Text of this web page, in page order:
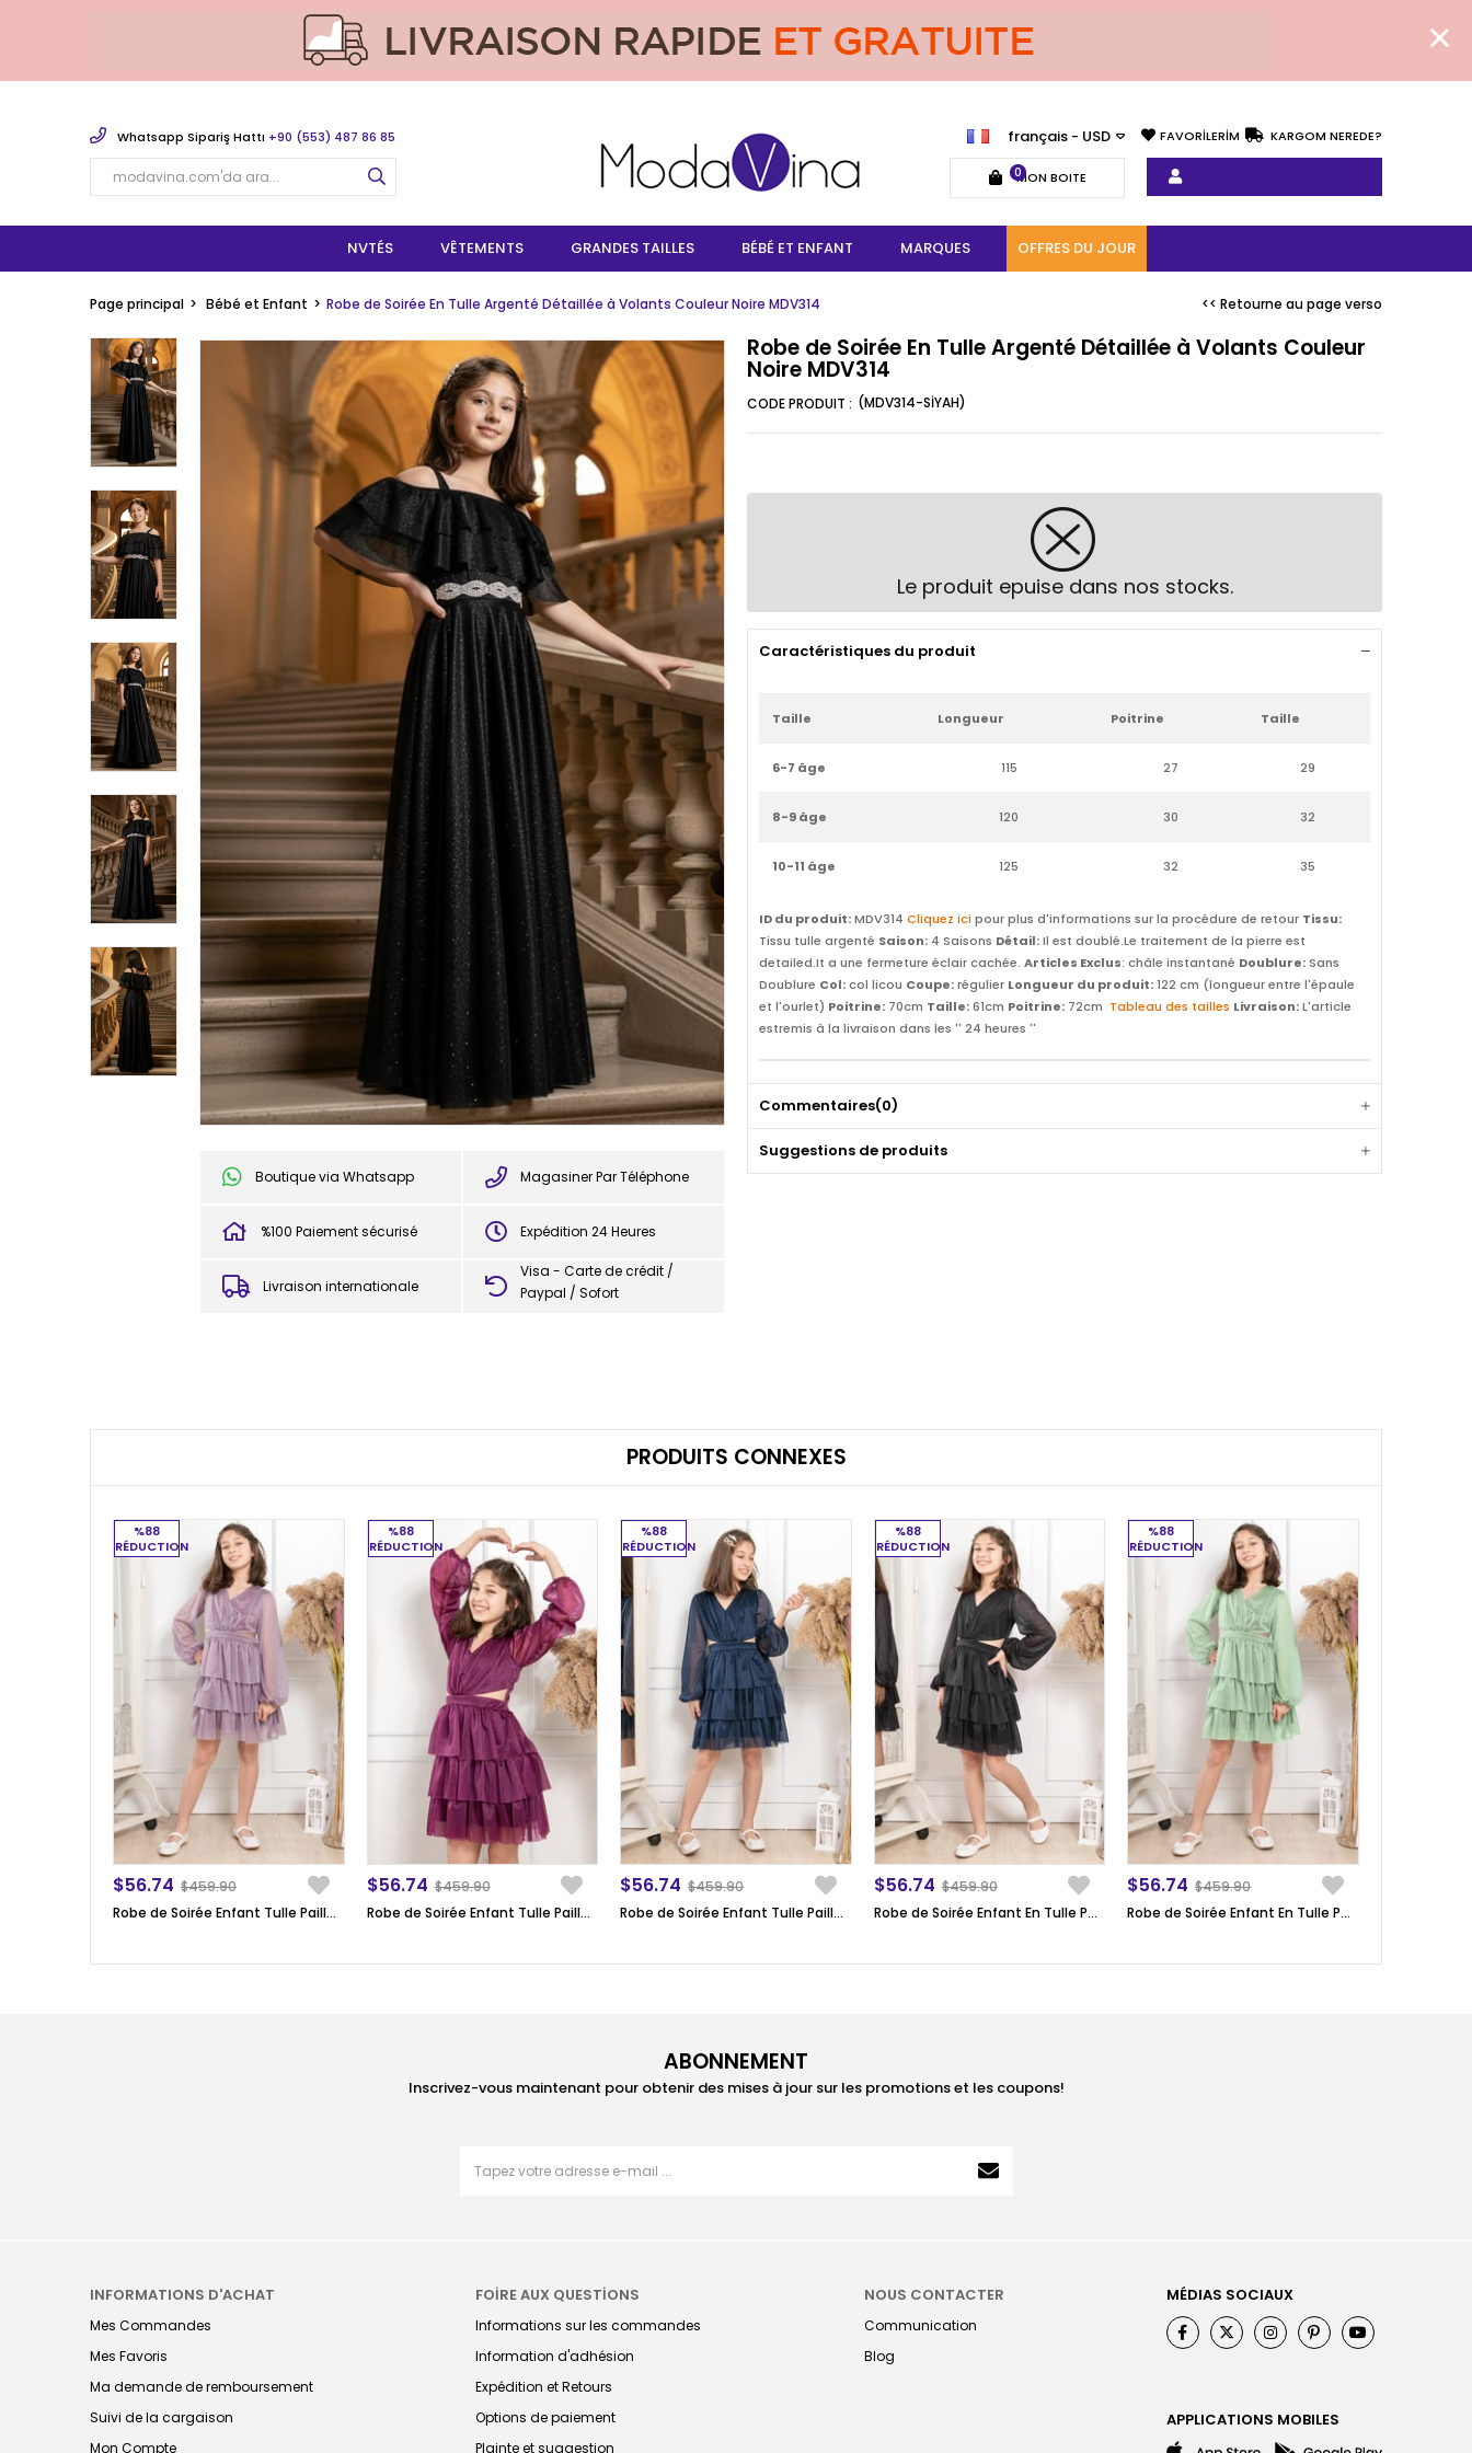
français - USD
MON BOITE
0
Whatsapp Sipariş Hattı +90 (553) 487 86 85 KARGOM NEREDE?
FAVORİLERİM
NVTÉS VÊTEMENTS GRANDES TAILLES BÉBÉ ET ENFANT MARQUES OFFRES DU JOUR
Page principal Bébé et Enfant Robe de Soirée En Tulle Argenté Détaillée à Volants Couleur Noire MDV314 << Retourne au page verso
Boutique via Whatsapp Magasiner Par Téléphone
%100 Paiement sécurisé Expédition 24 Heures
Livraison internationale
Visa - Carte de crédit /
Paypal / Sofort
Robe de Soirée En Tulle Argenté Détaillée à Volants Couleur
Noire MDV314
(MDV314-SİYAH)
Le produit epuise dans nos stocks.
Caractéristiques du produit
Taille Longueur Poitrine Taille
6-7 âge 115 27 29
8-9 âge 120 30 32
10-11 âge 125 32 35
ID du produit:MDV314 Cliquez ici pour plus d'informations sur la procédure de retour Tissu:
Tissu tulle argenté Saison: 4 Saisons Détail:Il est doublé.Le traitement de la pierre est
detailed.It a une fermeture éclair cachée. Articles Exclus: châle instantané Doublure: Sans
Doublure Col:col licou Coupe:régulier Longueur du produit:122 cm (longueur entre l'épaule
et l'ourlet) Poitrine: 70cm Taille:61cm Poitrine: 72cm Tableau des tailles Livraison:L'article
estremis à la livraison dans les '' 24 heures ''
Commentaires(0)
Suggestions de produits
PRODUITS CONNEXES
Robe de Soirée Enfant Tulle Pailleté Froufrou Lilas MDV308
$56.74 $459.90
%88
RÉDUCTION
Robe de Soirée Enfant Tulle Pailleté Froufrou Prune MDV308
$56.74 $459.90
%88
RÉDUCTION
Robe de Soirée Enfant Tulle Pailleté Froufrou Bleu Marin MDV308
$56.74 $459.90
%88
RÉDUCTION
Robe de Soirée Enfant En Tulle Pailleté à Volants Noir MDV308
$56.74 $459.90
%88
RÉDUCTION
Robe de Soirée Enfant En Tulle Pailleté à Volants Vert MDV308
$56.74 $459.90
%88
RÉDUCTION
ABONNEMENT
Inscrivez-vous maintenant pour obtenir des mises à jour sur les promotions et les coupons!
INFORMATIONS D'ACHAT
Mes Commandes
Mes Favoris
Ma demande de remboursement
Suivi de la cargaison
Mon Compte
FOİRE AUX QUESTİONS
Informations sur les commandes
Information d'adhésion
Expédition et Retours
Options de paiement
Plainte et suggestion
NOUS CONTACTER
Communication
Blog
MÉDIAS SOCIAUX
APPLICATIONS MOBILES